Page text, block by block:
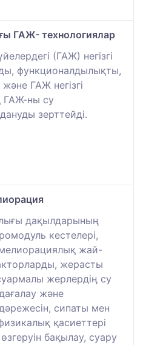
ГАЖ- технологиялар
(ГАЖ) негізгі
функционалдылықты,
ГАЖ негізгі
ГАЖ-ны су
зерттейді.
дақылдарының
кестелері,
жай-
жерасты
жерлердің су
және
сипаты мен
қасиеттері
бақылау, суару